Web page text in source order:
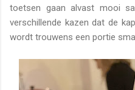
toetsen gaan alvast mooi
verschillende kazen dat de
wordt trouwens een portie